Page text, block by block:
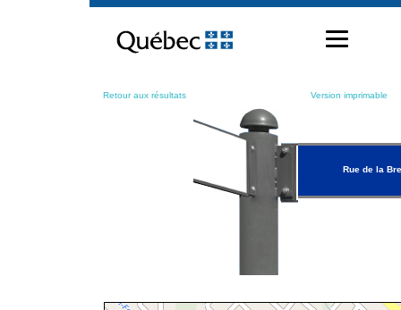
contenu
Retour aux résultats Version imprimable
Rue de la